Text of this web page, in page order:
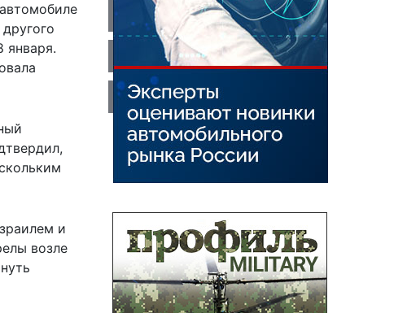
января.
и
возле